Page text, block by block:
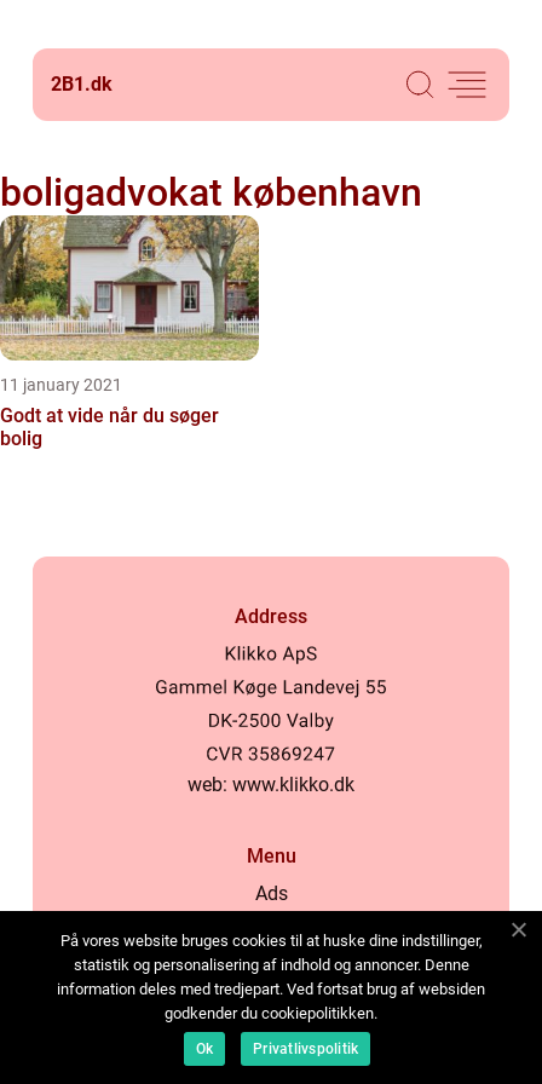
2B1.dk
boligadvokat københavn
11 january 2021
Godt at vide når du søger
bolig
Address
web: www.klikko.dk
Menu
Ads
Cookies
Contact
Sitemap
På vores website bruges cookies til at huske dine indstillinger,
statistik og personalisering af indhold og annoncer. Denne
information deles med tredjepart. Ved fortsat brug af websiden
godkender du cookiepolitikken.
Ok Privatlivspolitik